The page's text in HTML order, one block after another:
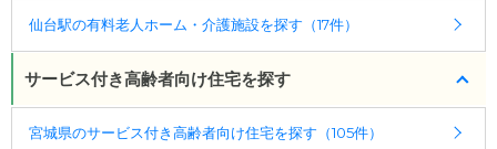
仙台駅の有料老人ホーム・介護施設を探す（17件）
サービス付き高齢者向け住宅を探す
宮城県のサービス付き高齢者向け住宅を探す（105件）